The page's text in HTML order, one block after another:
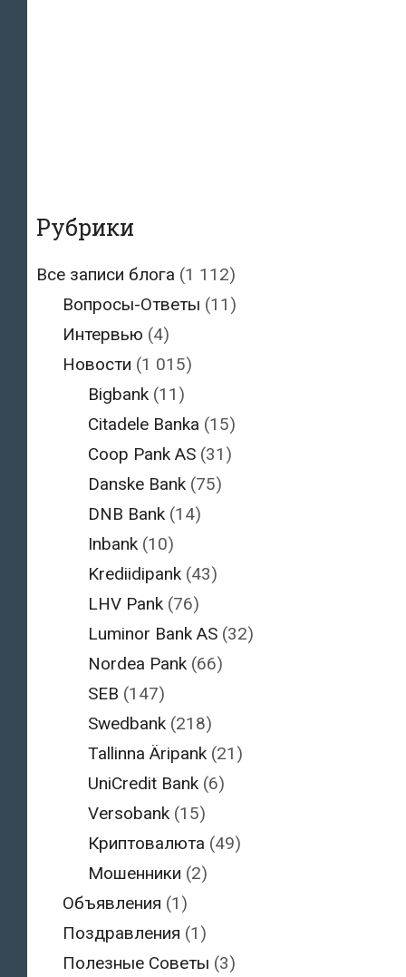
Рубрики
Все записи блога (1 112)
Вопросы-Ответы (11)
Интервью (4)
Новости (1 015)
Bigbank (11)
Citadele Banka (15)
Coop Pank AS (31)
Danske Bank (75)
DNB Bank (14)
Inbank (10)
Krediidipank (43)
LHV Pank (76)
Luminor Bank AS (32)
Nordea Pank (66)
SEB (147)
Swedbank (218)
Tallinna Äripank (21)
UniCredit Bank (6)
Versobank (15)
Криптовалюта (49)
Мошенники (2)
Объявления (1)
Поздравления (1)
Полезные Советы (3)